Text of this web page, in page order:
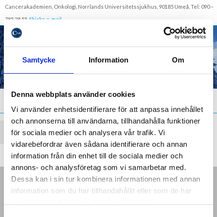
Samtycke Information Om
Denna webbplats använder cookies
Vi använder enhetsidentifierare för att anpassa innehållet
och annonserna till användarna, tillhandahålla funktioner
för sociala medier och analysera vår trafik. Vi
vidarebefordrar även sådana identifierare och annan
information från din enhet till de sociala medier och
annons- och analysföretag som vi samarbetar med.
Dessa kan i sin tur kombinera informationen med annan
information som du har tillhandahållit eller som de har
Cancerakademien, Onkologi, Norrlands Universitetssjukhus, 90185 Umeå, Tel: 090 –
785 28 55, Skicka e-mail
Meny
Gå tillbaka till butiken
CANCERAKADEMIEN
Onkologi